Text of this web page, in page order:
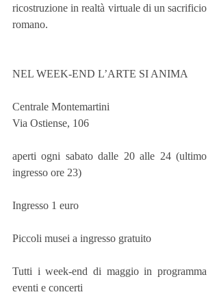
ricostruzione in realtà virtuale di un sacrificio
romano.
NEL WEEK-END L’ARTE SI ANIMA
Centrale Montemartini
Via Ostiense, 106
aperti ogni sabato dalle 20 alle 24 (ultimo
ingresso ore 23)
Ingresso 1 euro
Piccoli musei a ingresso gratuito
Tutti i week-end di maggio in programma
eventi e concerti